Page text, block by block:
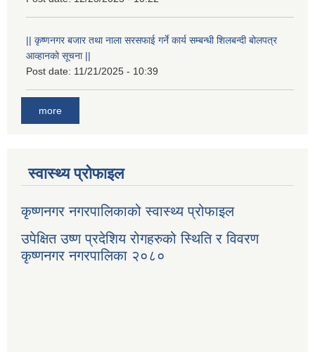
|| कृष्णनगर बजार तथा नाला सरसफाई गर्ने कार्य सम्बन्धी शिलबन्दी बोलपत्र
आव्हानको सूचना ||
Post date: 11/21/2025 - 10:39
more
स्वास्थ्य प्रोफाइल
कृष्णनगर नगरपालिकाको स्वास्थ्य प्रोफाइल
उपेक्षित उष्ण प्रदेशिय रोगहरुको स्थिति र विवरण
कृष्णनगर नगरपालिका २०८०